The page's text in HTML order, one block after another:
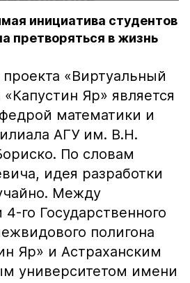
инициатива студентов
претворяться в жизнь
«Виртуальный
Яр» является
математики и
АГУ им. В.Н.
По словам
идея разработки
Между
го Государственного
полигона
Яр» и Астраханским
университетом имени